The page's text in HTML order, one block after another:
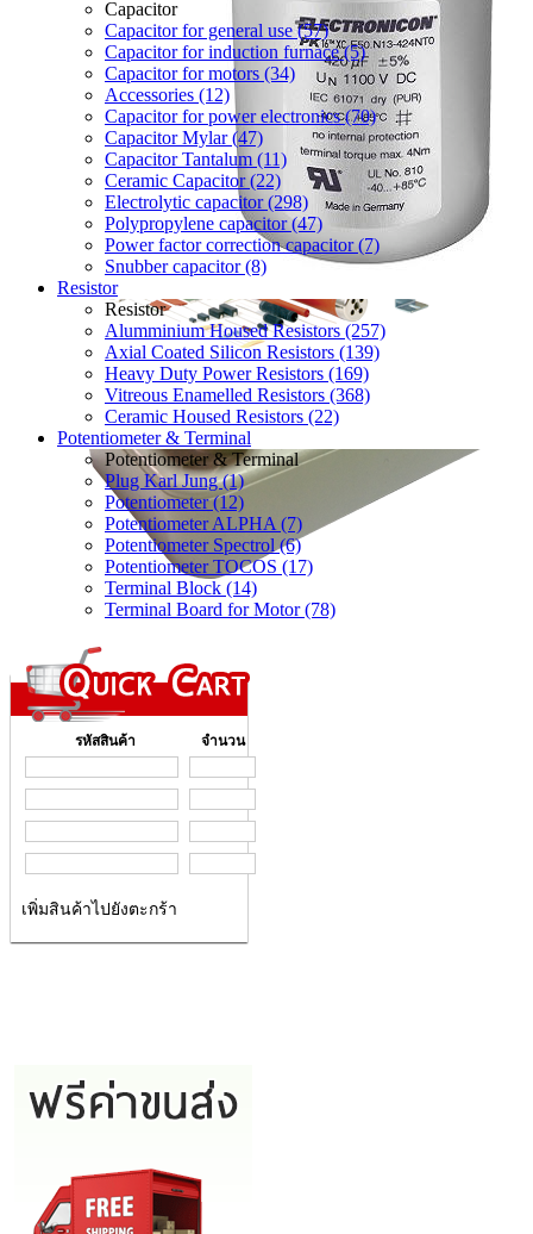
Capacitor
Capacitor for general use (57)
Capacitor for induction furnace (5)
Capacitor for motors (34)
Accessories (12)
Capacitor for power electronics (70)
Capacitor Mylar (47)
Capacitor Tantalum (11)
Ceramic Capacitor (22)
Electrolytic capacitor (298)
Polypropylene capacitor (47)
Power factor correction capacitor (7)
Snubber capacitor (8)
Resistor
Resistor
Alumminium Housed Resistors (257)
Axial Coated Silicon Resistors (139)
Heavy Duty Power Resistors (169)
Vitreous Enamelled Resistors (368)
Ceramic Housed Resistors (22)
Potentiometer & Terminal
Potentiometer & Terminal
Plug Karl Jung (1)
Potentiometer (12)
Potentiometer ALPHA (7)
Potentiometer Spectrol (6)
Potentiometer TOCOS (17)
Terminal Block (14)
Terminal Board for Motor (78)
รหัสสินค้า จำนวน
เพิ่มสินค้าไปยังตะกร้า